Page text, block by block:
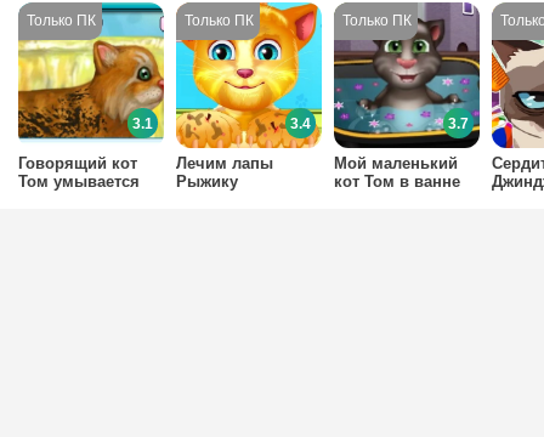
Говорящий кот
Том умывается
3.1
Лечим лапы
Рыжику
3.4
Мой маленький
кот Том в ванне
3.7